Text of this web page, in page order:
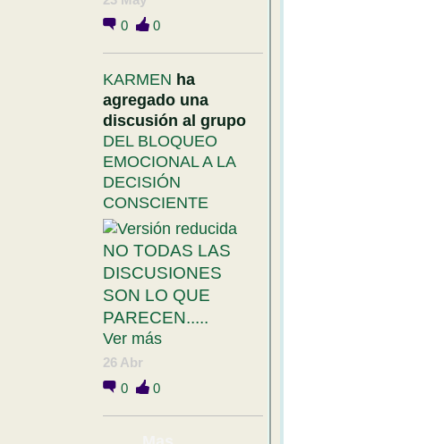
0
0
KARMEN ha
agregado una
discusión al grupo
DEL BLOQUEO
EMOCIONAL A LA
DECISIÓN
CONSCIENTE
NO TODAS LAS
DISCUSIONES
SON LO QUE
PARECEN.....
Ver más
26 Abr
0
0